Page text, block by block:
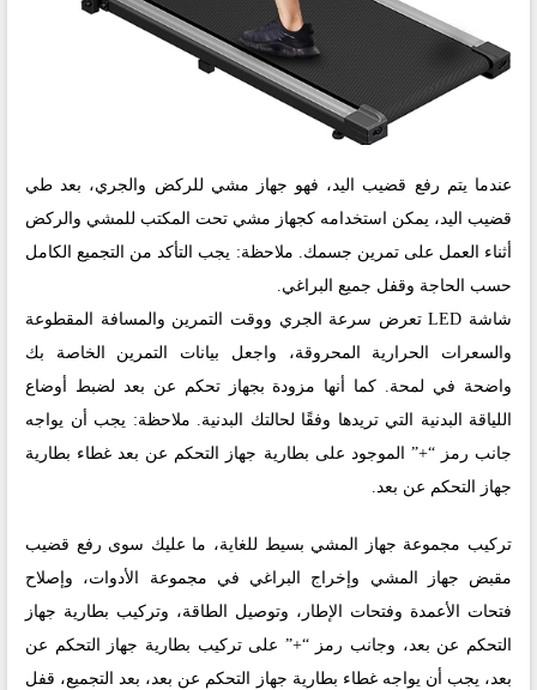
عندما يتم رفع قضيب اليد، فهو جهاز مشي للركض والجري، بعد طي
قضيب اليد، يمكن استخدامه كجهاز مشي تحت المكتب للمشي والركض
أثناء العمل على تمرين جسمك. ملاحظة: يجب التأكد من التجميع الكامل
حسب الحاجة وقفل جميع البراغي.
شاشة LED تعرض سرعة الجري ووقت التمرين والمسافة المقطوعة
والسعرات الحرارية المحروقة، واجعل بيانات التمرين الخاصة بك
واضحة في لمحة. كما أنها مزودة بجهاز تحكم عن بعد لضبط أوضاع
اللياقة البدنية التي تريدها وفقًا لحالتك البدنية. ملاحظة: يجب أن يواجه
جانب رمز “+” الموجود على بطارية جهاز التحكم عن بعد غطاء بطارية
جهاز التحكم عن بعد.
تركيب مجموعة جهاز المشي بسيط للغاية، ما عليك سوى رفع قضيب
مقبض جهاز المشي وإخراج البراغي في مجموعة الأدوات، وإصلاح
فتحات الأعمدة وفتحات الإطار، وتوصيل الطاقة، وتركيب بطارية جهاز
التحكم عن بعد، وجانب رمز “+” على تركيب بطارية جهاز التحكم عن
بعد، يجب أن يواجه غطاء بطارية جهاز التحكم عن بعد، بعد التجميع، قفل